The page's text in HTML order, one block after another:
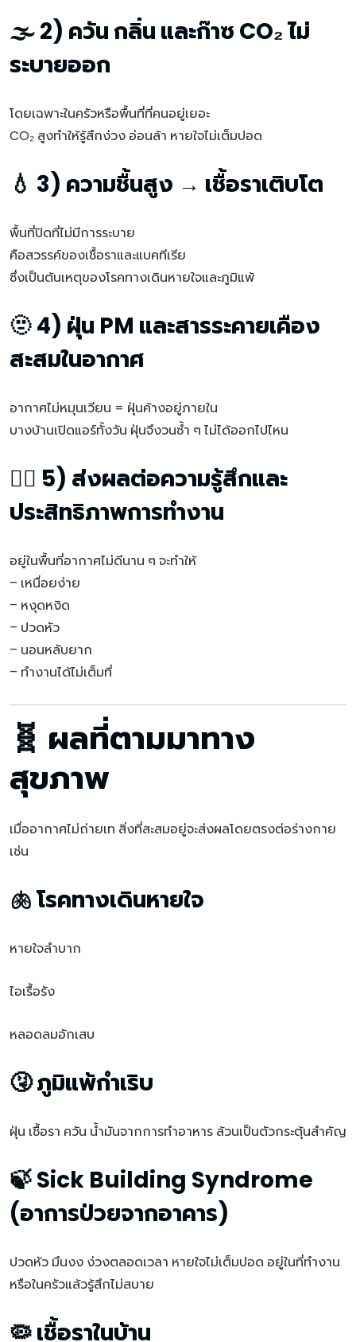
🌫 2) ควัน กลิ่น และก๊าซ CO₂ ไม่
ระบายออก
โดยเฉพาะในครัวหรือพื้นที่ที่คนอยู่เยอะ
CO₂ สูงทำให้รู้สึกง่วง อ่อนล้า หายใจไม่เต็มปอด
💧 3) ความชื้นสูง → เชื้อราเติบโต
พื้นที่ปิดที่ไม่มีการระบาย
คือสวรรค์ของเชื้อราและแบคทีเรีย
ซึ่งเป็นต้นเหตุของโรคทางเดินหายใจและภูมิแพ้
🫥 4) ฝุ่น PM และสารระคายเคือง
สะสมในอากาศ
อากาศไม่หมุนเวียน = ฝุ่นค้างอยู่ภายใน
บางบ้านเปิดแอร์ทั้งวัน ฝุ่นจึงวนซ้ำ ๆ ไม่ได้ออกไปไหน
😮‍💨 5) ส่งผลต่อความรู้สึกและ
ประสิทธิภาพการทำงาน
อยู่ในพื้นที่อากาศไม่ดีนาน ๆ จะทำให้
– เหนื่อยง่าย
– หงุดหงิด
– ปวดหัว
– นอนหลับยาก
– ทำงานได้ไม่เต็มที่
🧬 ผลที่ตามมาทาง
สุขภาพ
เมื่ออากาศไม่ถ่ายเท สิ่งที่สะสมอยู่จะส่งผลโดยตรงต่อร่างกาย
เช่น
🫁 โรคทางเดินหายใจ
หายใจลำบาก
ไอเรื้อรัง
หลอดลมอักเสบ
🤧 ภูมิแพ้กำเริบ
ฝุ่น เชื้อรา ควัน น้ำมันจากการทำอาหาร ล้วนเป็นตัวกระตุ้นสำคัญ
🍃 Sick Building Syndrome
(อาการป่วยจากอาคาร)
ปวดหัว มึนงง ง่วงตลอดเวลา หายใจไม่เต็มปอด อยู่ในที่ทำงาน
หรือในครัวแล้วรู้สึกไม่สบาย
🦠 เชื้อราในบ้าน